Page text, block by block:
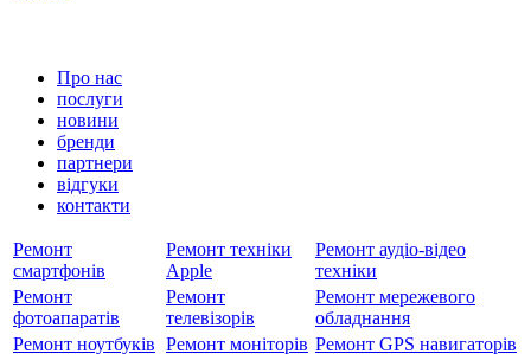
Про нас
послуги
новини
бренди
партнери
вiдгуки
контакти
Ремонт
смартфонів
Ремонт техніки
Apple
Ремонт аудіо-відео
техніки
Ремонт
фотоапаратів
Ремонт
телевізорів
Ремонт мережевого
обладнання
Ремонт ноутбуків Ремонт моніторів Ремонт GPS навигаторів